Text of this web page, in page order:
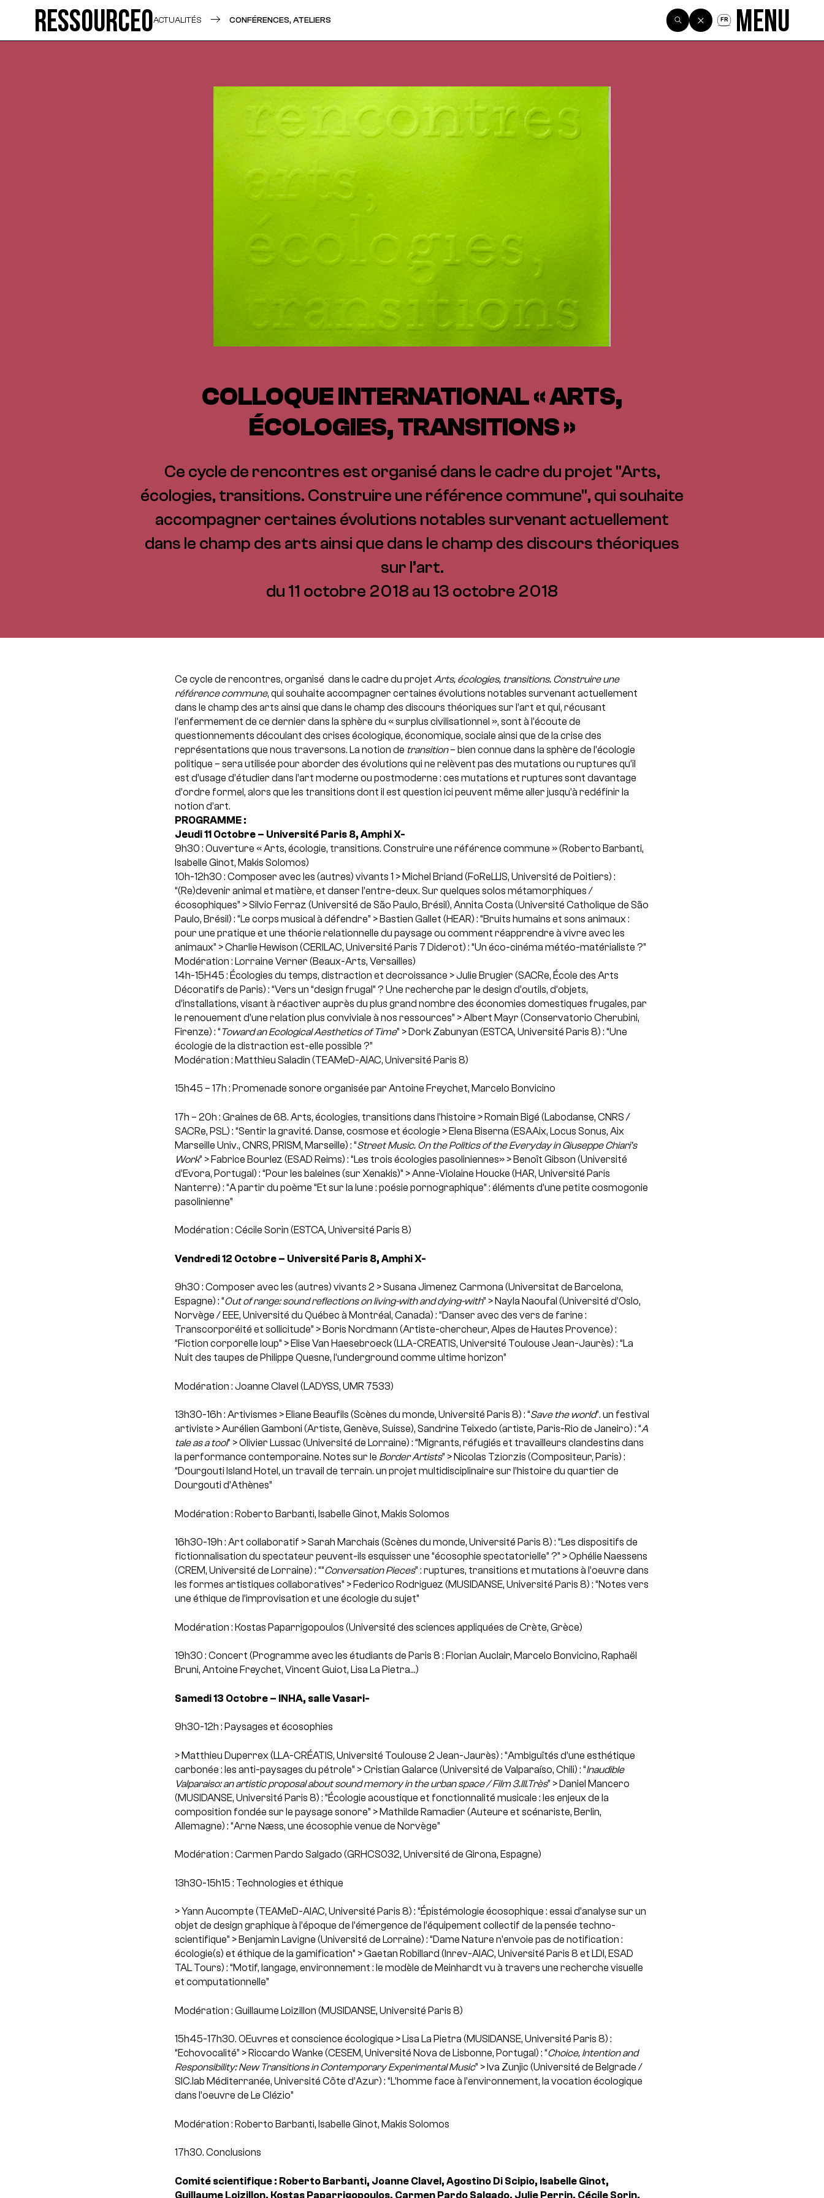
Ressource0ACTUALITÉS CONFÉRENCES, ATELIERS FR Menu
COLLOQUE INTERNATIONAL « ARTS,
ÉCOLOGIES, TRANSITIONS »
Ce cycle de rencontres est organisé dans le cadre du projet "Arts,
écologies, transitions. Construire une référence commune", qui souhaite
accompagner certaines évolutions notables survenant actuellement
dans le champ des arts ainsi que dans le champ des discours théoriques
sur l’art.
du 11 octobre 2018 au 13 octobre 2018
Ce cycle de rencontres, organisé dans le cadre du projet Arts, écologies, transitions. Construire une
référence commune, qui souhaite accompagner certaines évolutions notables survenant actuellement
dans le champ des arts ainsi que dans le champ des discours théoriques sur l’art et qui, récusant
l’enfermement de ce dernier dans la sphère du « surplus civilisationnel », sont à l’écoute de
questionnements découlant des crises écologique, économique, sociale ainsi que de la crise des
représentations que nous traversons. La notion de transition– bien connue dans la sphère de l’écologie
politique – sera utilisée pour aborder des évolutions qui ne relèvent pas des mutations ou ruptures qu’il
est d’usage d’étudier dans l’art moderne ou postmoderne : ces mutations et ruptures sont davantage
d’ordre formel, alors que les transitions dont il est question ici peuvent même aller jusqu’à redéfinir la
notion d’art.
PROGRAMME :
Jeudi 11 Octobre – Université Paris 8, Amphi X-
9h30 : Ouverture « Arts, écologie, transitions. Construire une référence commune » (Roberto Barbanti,
Isabelle Ginot, Makis Solomos)
10h-12h30 : Composer avec les (autres) vivants 1 > Michel Briand (FoReLLIS, Université de Poitiers) :
“(Re)devenir animal et matière, et danser l’entre-deux. Sur quelques solos métamorphiques /
écosophiques” > Silvio Ferraz (Université de São Paulo, Brésil), Annita Costa (Université Catholique de São
Paulo, Brésil) : “Le corps musical à défendre” > Bastien Gallet (HEAR) : “Bruits humains et sons animaux :
pour une pratique et une théorie relationnelle du paysage ou comment réapprendre à vivre avec les
animaux” > Charlie Hewison (CERILAC, Université Paris 7 Diderot) : “Un éco-cinéma météo-matérialiste ?”
Modération : Lorraine Verner (Beaux-Arts, Versailles)
14h-15H45 : Écologies du temps, distraction et decroissance > Julie Brugier (SACRe, École des Arts
Décoratifs de Paris) : “Vers un “design frugal” ? Une recherche par le design d’outils, d’objets,
d’installations, visant à réactiver auprès du plus grand nombre des économies domestiques frugales, par
le renouement d’une relation plus conviviale à nos ressources” > Albert Mayr (Conservatorio Cherubini,
Firenze) : “Toward an Ecological Aesthetics of Time” > Dork Zabunyan (ESTCA, Université Paris 8) : “Une
écologie de la distraction est-elle possible ?”
Modération : Matthieu Saladin (TEAMeD-AIAC, Université Paris 8)
15h45 – 17h : Promenade sonore organisée par Antoine Freychet, Marcelo Bonvicino
17h – 20h : Graines de 68. Arts, écologies, transitions dans l’histoire > Romain Bigé (Labodanse, CNRS /
SACRe, PSL) : “Sentir la gravité. Danse, cosmose et écologie > Elena Biserna (ESAAix, Locus Sonus, Aix
Marseille Univ., CNRS, PRISM, Marseille) : “Street Music. On the Politics of the Everyday in Giuseppe Chiari’s
Work” > Fabrice Bourlez (ESAD Reims) : “Les trois écologies pasoliniennes»> Benoît Gibson (Université
d’Evora, Portugal) : “Pour les baleines (sur Xenakis)” > Anne-Violaine Houcke (HAR, Université Paris
Nanterre) : “A partir du poème “Et sur la lune : poésie pornographique” : éléments d’une petite cosmogonie
pasolinienne”
Modération : Cécile Sorin (ESTCA, Université Paris 8)
Vendredi 12 Octobre – Université Paris 8, Amphi X-
9h30 : Composer avec les (autres) vivants 2 > Susana Jimenez Carmona (Universitat de Barcelona,
Espagne) : “Out of range: sound reflections on living-with and dying-with” > Nayla Naoufal (Université d’Oslo,
Norvège / EEE, Université du Québec à Montréal, Canada) : “Danser avec des vers de farine :
Transcorporéité et sollicitude” > Boris Nordmann (Artiste-chercheur, Alpes de Hautes Provence) :
“Fiction corporelle loup” > Elise Van Haesebroeck (LLA-CREATIS, Université Toulouse Jean-Jaurès) : “La
Nuit des taupes de Philippe Quesne, l’underground comme ultime horizon”
Modération : Joanne Clavel (LADYSS, UMR 7533)
13h30-16h : Artivismes > Eliane Beaufils (Scènes du monde, Université Paris 8) : “Save the world”. un festival
artiviste > Aurélien Gamboni (Artiste, Genève, Suisse), Sandrine Teixedo (artiste, Paris-Rio de Janeiro) : “A
tale as a tool” > Olivier Lussac (Université de Lorraine) : “Migrants, réfugiés et travailleurs clandestins dans
la performance contemporaine. Notes sur le Border Artists” > Nicolas Tziorzis (Compositeur, Paris) :
“Dourgouti Island Hotel, un travail de terrain. un projet multidisciplinaire sur l’histoire du quartier de
Dourgouti d’Athènes”
Modération : Roberto Barbanti, Isabelle Ginot, Makis Solomos
16h30-19h : Art collaboratif > Sarah Marchais (Scènes du monde, Université Paris 8) : “Les dispositifs de
fictionnalisation du spectateur peuvent-ils esquisser une “écosophie spectatorielle” ?” > Ophélie Naessens
(CREM, Université de Lorraine) : ““Conversation Pieces” : ruptures, transitions et mutations à l’oeuvre dans
les formes artistiques collaboratives” > Federico Rodriguez (MUSIDANSE, Université Paris 8) : “Notes vers
une éthique de l’improvisation et une écologie du sujet”
Modération : Kostas Paparrigopoulos (Université des sciences appliquées de Crète, Grèce)
19h30 : Concert (Programme avec les étudiants de Paris 8 : Florian Auclair, Marcelo Bonvicino, Raphaël
Bruni, Antoine Freychet, Vincent Guiot, Lisa La Pietra…)
Samedi 13 Octobre – INHA, salle Vasari-
9h30-12h : Paysages et écosophies
> Matthieu Duperrex (LLA-CRÉATIS, Université Toulouse 2 Jean-Jaurès) : “Ambiguïtés d’une esthétique
carbonée : les anti-paysages du pétrole” > Cristian Galarce (Université de Valparaíso, Chili) : “Inaudible
Valparaiso: an artistic proposal about sound memory in the urban space / Film 3.III.Très” > Daniel Mancero
(MUSIDANSE, Université Paris 8) : “Écologie acoustique et fonctionnalité musicale : les enjeux de la
composition fondée sur le paysage sonore” > Mathilde Ramadier (Auteure et scénariste, Berlin,
Allemagne) : “Arne Næss, une écosophie venue de Norvège”
Modération : Carmen Pardo Salgado (GRHCS032, Université de Girona, Espagne)
13h30-15h15 : Technologies et éthique
> Yann Aucompte (TEAMeD-AIAC, Université Paris 8) : “Épistémologie écosophique : essai d’analyse sur un
objet de design graphique à l’époque de l’émergence de l’équipement collectif de la pensée techno-
scientifique” > Benjamin Lavigne (Université de Lorraine) : “Dame Nature n’envoie pas de notification :
écologie(s) et éthique de la gamification” > Gaetan Robillard (Inrev-AIAC, Université Paris 8 et LDI, ESAD
TAL Tours) : “Motif, langage, environnement : le modèle de Meinhardt vu à travers une recherche visuelle
et computationnelle”
Modération : Guillaume Loizillon (MUSIDANSE, Université Paris 8)
15h45-17h30. OEuvres et conscience écologique > Lisa La Pietra (MUSIDANSE, Université Paris 8) :
“Echovocalité” > Riccardo Wanke (CESEM, Université Nova de Lisbonne, Portugal) : “Choice, Intention and
Responsibility: New Transitions in Contemporary Experimental Music” > Iva Zunjic (Université de Belgrade /
SIC.lab Méditerranée, Université Côte d’Azur) : “L’homme face à l’environnement, la vocation écologique
dans l’oeuvre de Le Clézio”
Modération : Roberto Barbanti, Isabelle Ginot, Makis Solomos
17h30. Conclusions
Comité scientifique : Roberto Barbanti, Joanne Clavel, Agostino Di Scipio, Isabelle Ginot,
Guillaume Loizillon, Kostas Paparrigopoulos, Carmen Pardo Salgado, Julie Perrin, Cécile Sorin,